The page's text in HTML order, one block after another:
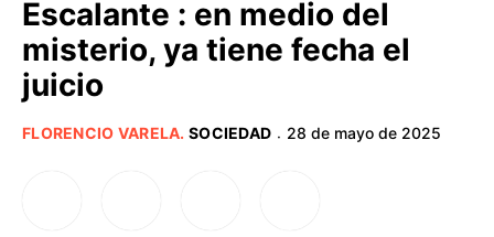
PROVINCIAS
Escalante : en medio del
misterio, ya tiene fecha el
juicio
FLORENCIO VARELA.SOCIEDAD · 28 de mayo de 2025